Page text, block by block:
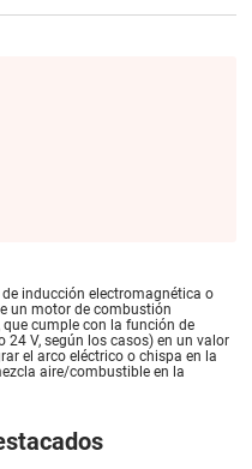
inducción electromagnética o
un motor de combustión
cumple con la función de
24 V, según los casos) en un valor
el arco eléctrico o chispa en la
aire/combustible en la